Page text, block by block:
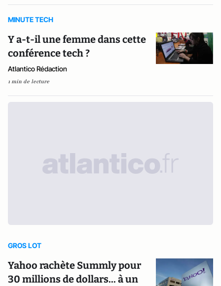
MINUTE TECH
Y a-t-il une femme dans cette
conférence tech ?
Atlantico Rédaction
1 min de lecture
GROS LOT
Yahoo rachète Summly pour
30 millions de dollars... à un